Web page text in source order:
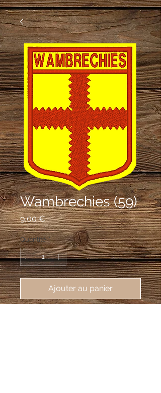
Wambrechies (59)
9,00 €Prix
Quantité *
Ajouter au panier